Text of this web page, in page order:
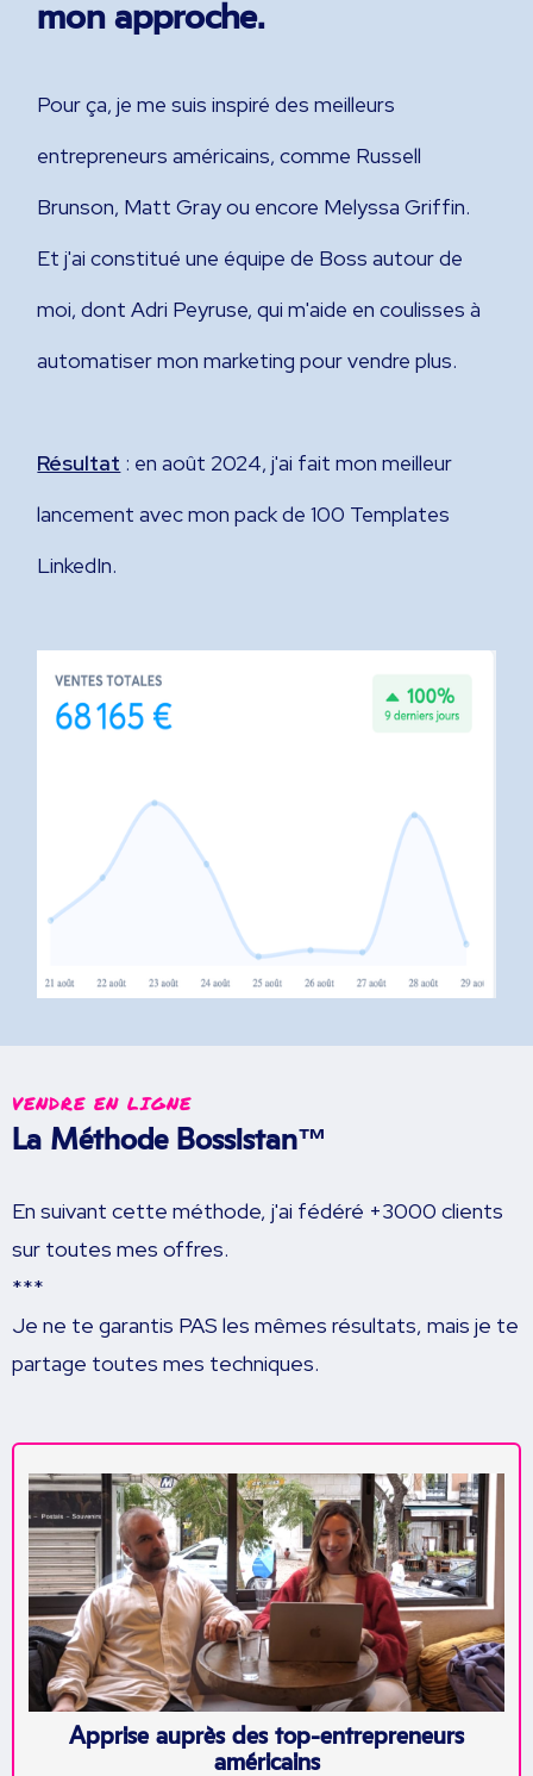
mon approche.
Pour ça, je me suis inspiré des meilleurs
entrepreneurs américains, comme Russell
Brunson, Matt Gray ou encore Melyssa Griffin.
Et j'ai constitué une équipe de Boss autour de
moi, dont Adri Peyruse, qui m'aide en coulisses à
automatiser mon marketing pour vendre plus.
Résultat : en août 2024, j'ai fait mon meilleur
lancement avec mon pack de 100 Templates
LinkedIn.
VENDRE EN LIGNE
La Méthode Bossistan™
En suivant cette méthode, j'ai fédéré +3000 clients
sur toutes mes offres.
***
Je ne te garantis PAS les mêmes résultats, mais je te
partage toutes mes techniques.
Apprise auprès des top-entrepreneurs
américains